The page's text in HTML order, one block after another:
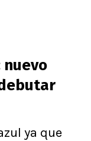
nuevo
ya que